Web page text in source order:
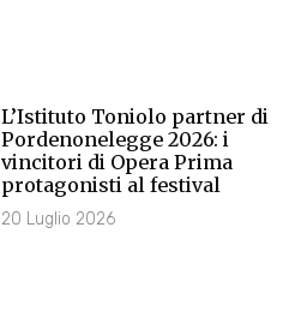
L’Istituto Toniolo partner di
Pordenonelegge 2026: i
vincitori di Opera Prima
protagonisti al festival
20 Luglio 2026